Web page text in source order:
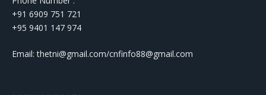
+91 6909 751 721
+95 9401 147 974
Email: thetni@gmail.com/cnfinfo88@gmail.com